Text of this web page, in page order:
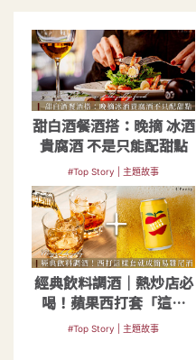
甜白酒餐酒搭：晚摘 冰酒
貴腐酒 不是只能配甜點
#Top Story | 主題故事
經典飲料調酒｜熱炒店必
喝！蘋果西打套「這幾
樣」就成簡易雞尾酒
#Top Story | 主題故事